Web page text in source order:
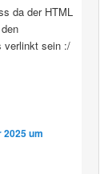
da der HTML
verlinkt sein :/
2025 um